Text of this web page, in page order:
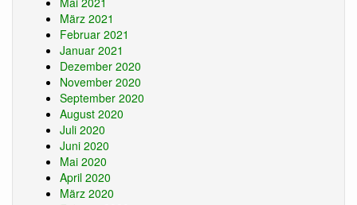
März 2021
Februar 2021
Januar 2021
Dezember 2020
November 2020
September 2020
August 2020
Juli 2020
Juni 2020
Mai 2020
April 2020
März 2020